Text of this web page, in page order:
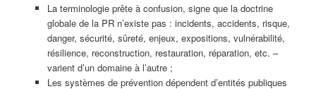
La terminologie prête à confusion, signe que la doctrine
globale de la PR n’existe pas : incidents, accidents, risque,
danger, sécurité, sûreté, enjeux, expositions, vulnérabilité,
résilience, reconstruction, restauration, réparation, etc. –
varient d’un domaine à l’autre ;
Les systèmes de prévention dépendent d’entités publiques